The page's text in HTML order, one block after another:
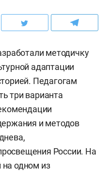
методичку
адаптации
Педагогам
три варианта
и методов
России. На
одном из